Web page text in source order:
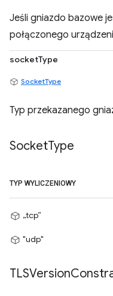
Jeśli gniazdo bazowe
połączonego
socketType
SocketType
Typ przekazanego
SocketType
TYP WYLICZENIOWY
„tcp”
"udp"
TLSVersion